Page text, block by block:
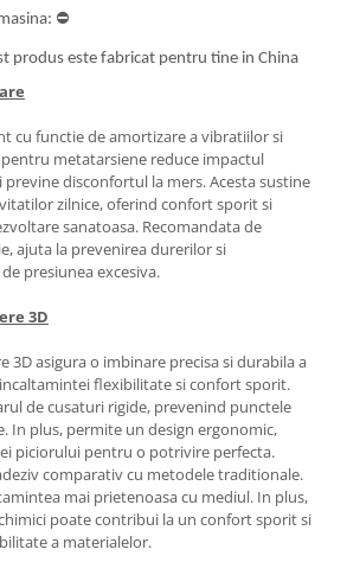
⛔
produs este fabricat pentru tine in China
cu functie de amortizare a vibratiilor si
metatarsiene reduce impactul
disconfortul la mers. Acesta sustine
zilnice, oferind confort sporit si
sanatoasa. Recomandata de
ajuta la prevenirea durerilor si
presiunea excesiva.
3D
3D asigura o imbinare precisa si durabila a
flexibilitate si confort sporit.
de cusaturi rigide, prevenind punctele
In plus, permite un design ergonomic,
piciorului pentru o potrivire perfecta.
comparativ cu metodele traditionale.
mai prietenoasa cu mediul. In plus,
poate contribui la un confort sporit si
a materialelor.